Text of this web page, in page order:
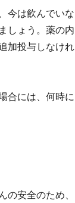
今は飲んでいな
しょう。薬の内
加投与しなけれ
合には、何時に
の安全のため、